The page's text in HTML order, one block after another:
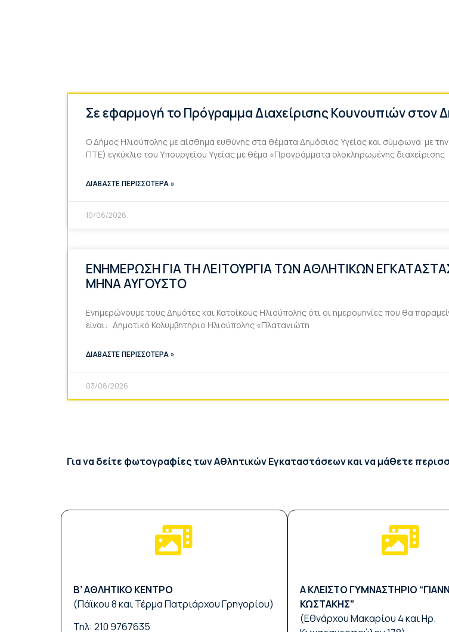
Σε εφαρμογή το Πρόγραμμα Διαχείρισης Κουνουπιών στον
Ο Δήμος Ηλιούπολης με αίσθημα ευθύνης στα θέματα Δημόσιας Υγείας και σύμφωνα με
ΠΤΕ) εγκύκλιο του Υπουργείου Υγείας με θέμα «Προγράμματα ολοκληρωμένης διαχείρισης
ΔΙΑΒΑΣΤΕ ΠΕΡΙΣΣΟΤΕΡΑ »
10/06/2026
ΕΝΗΜΕΡΩΣΗ ΓΙΑ ΤΗ ΛΕΙΤΟΥΡΓΙΑ ΤΩΝ ΑΘΛΗΤΙΚΩΝ
ΜΗΝΑ ΑΥΓΟΥΣΤΟ
Ενημερώνουμε τους Δημότες και Κατοίκους Ηλιούπολης ότι οι ημερομηνίες που θα
είναι: Δημοτικό Κολυμβητήριο Ηλιούπολης «Πλατανιώτη
ΔΙΑΒΑΣΤΕ ΠΕΡΙΣΣΟΤΕΡΑ »
03/08/2026
Για να δείτε φωτογραφίες των Αθλητικών Εγκαταστάσεων και να μάθετε
B’ ΑΘΛΗΤΙΚΟ ΚΕΝΤΡΟ
(Πάϊκου 8 και Τέρμα Πατριάρχου Γρηγορίου)
Τηλ: 210 9767635
Α ΚΛΕΙΣΤΟ ΓΥΜΝΑΣΤΗΡΙΟ
ΚΩΣΤΑΚΗΣ”
(Εθνάρχου Μακαρίου 4 και Ηρ.